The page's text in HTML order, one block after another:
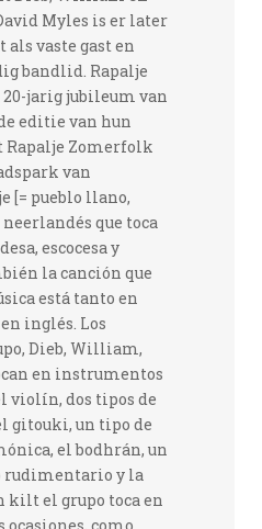
Myles is er later
als vaste gast en
bandlid. Rapalje
jarig jubileum van
editie van hun
Rapalje Zomerfolk
van
[= pueblo llano,
neerlandés que toca
escocesa y
la canción que
está tanto en
inglés. Los
Dieb, William,
en instrumentos
violín, dos tipos de
gitouki, un tipo de
el bodhrán, un
rudimentario y la
kilt el grupo toca en